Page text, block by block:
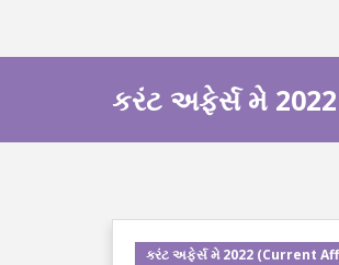
કરંટ અફેર્સ મે
કરંટ અફેર્સ મે 2022 (Current